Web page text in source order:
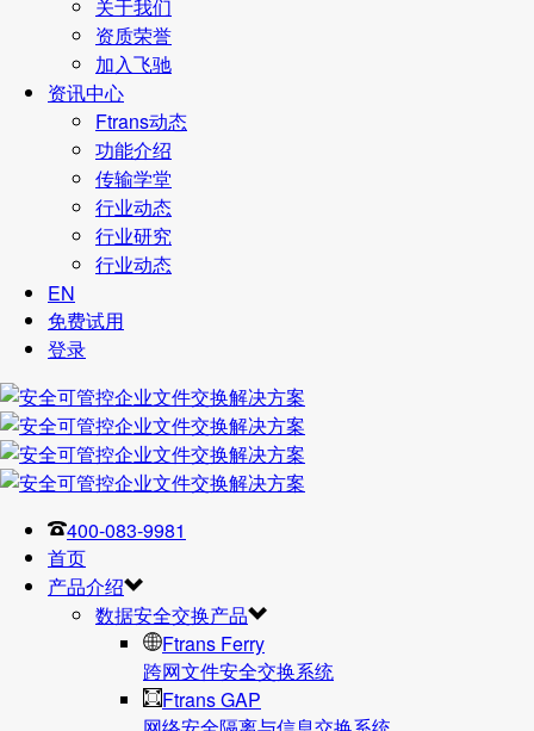
关于我们
资质荣誉
加入飞驰
资讯中心
Ftrans动态
功能介绍
传输学堂
行业动态
行业研究
行业动态
EN
免费试用
登录
400-083-9981
首页
产品介绍
数据安全交换产品
Ftrans Ferry
跨网文件安全交换系统
Ftrans GAP